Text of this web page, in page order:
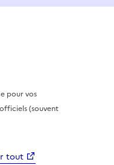
pour vos
(souvent
tout